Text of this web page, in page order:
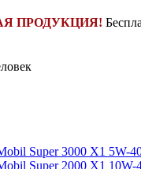
ПРОДУКЦИЯ!
Super 3000 X1 5W-
Super 2000 X1 10W-